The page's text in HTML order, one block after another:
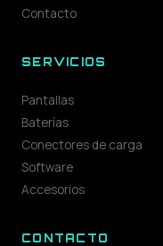
Contacto
SERVICIOS
Pantallas
Baterías
Conectores de carga
Software
Accesorios
CONTACTO